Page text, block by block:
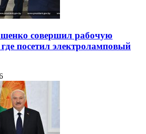
совершил рабочую
посетил электроламповый